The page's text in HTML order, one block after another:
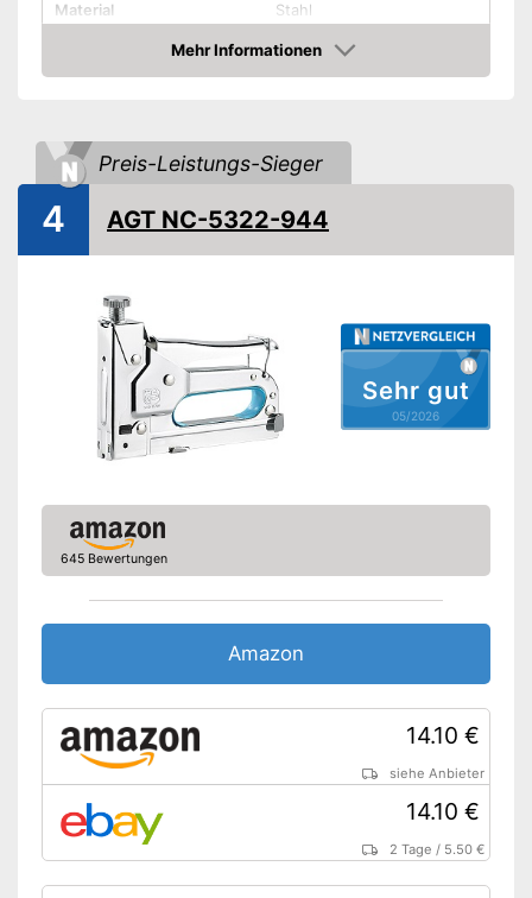
Material
Stahl
G
Amazon Lieferzeit
siehe Anbieter
Mehr Informationen
Amazon
Preis-Leistungs-Sieger
Sehr gut
05/2026
4 AGT NC-5322-944
645 Bewertungen
Amazon
14.10 €
siehe Anbieter
14.10 €
2 Tage / 5.50 €